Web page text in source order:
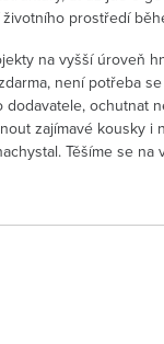
prostředí
na vyšší úroveň
není potřeba
dodavatele, ochutnat
zajímavé kousky i
Těšíme se na